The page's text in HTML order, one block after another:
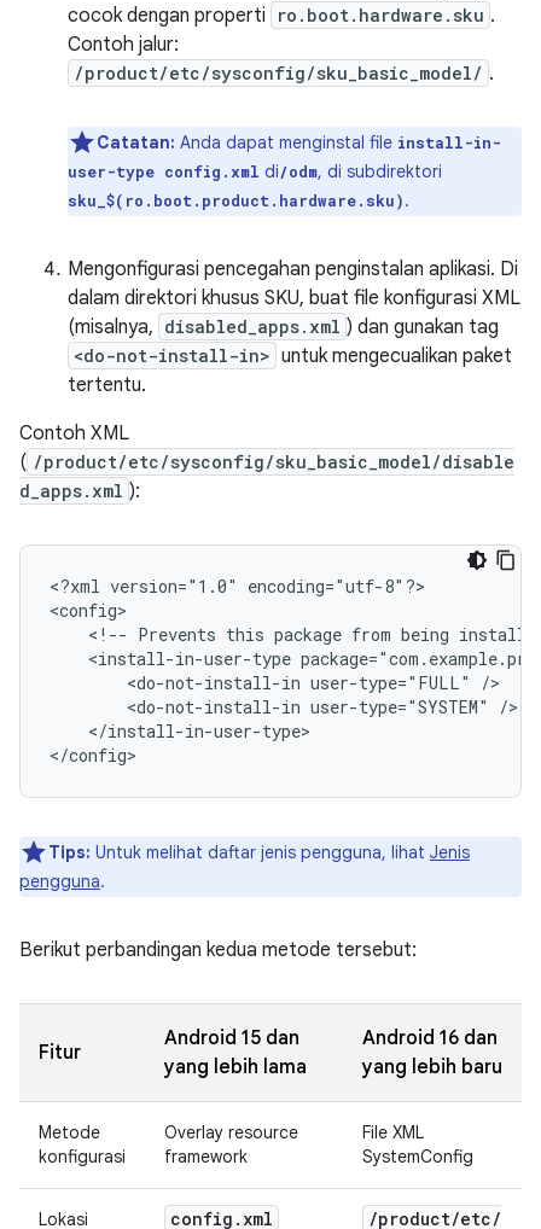
cocok dengan properti
ro.boot.hardware.sku .
Contoh jalur:
/product/etc/sysconfig/sku_basic_model/ .
Catatan: Anda dapat menginstal file install-in-
user-type config.xml di/odm, di subdirektori
sku_$(ro.boot.product.hardware.sku).
Mengonfigurasi pencegahan penginstalan aplikasi. Di
dalam direktori khusus SKU, buat file konfigurasi XML
(misalnya, disabled_apps.xml ) dan gunakan tag
<do-not-install-in> untuk mengecualikan paket
tertentu.
Contoh XML
( /product/etc/sysconfig/sku_basic_model/disable
d_apps.xml ):
<?xml version="1.0"
encoding="utf-8"?>
<!-- Prevents this package from being
<install-in-user-type
<do-not-install-in user-type="FULL"
<do-not-install-in user-type="SYSTEM"
</install-in-user-type>
Tips: Untuk melihat daftar jenis pengguna, lihat Jenis
pengguna.
Berikut perbandingan kedua metode tersebut:
Fitur
Android 15 dan
yang lebih lama
Android 16 dan
yang lebih baru
Metode
konfigurasi
Overlay resource
framework
File XML
SystemConfig
Lokasi config . xml /product/etc/